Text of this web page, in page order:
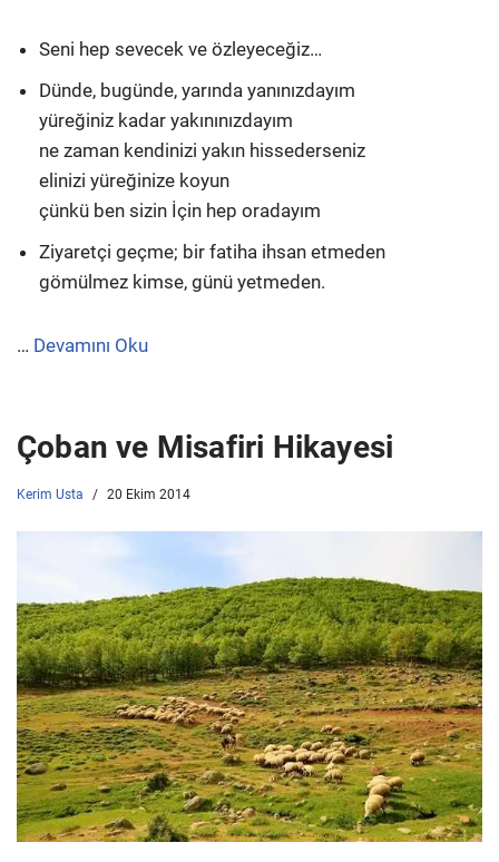
Seni hep sevecek ve özleyeceğiz…
Dünde, bugünde, yarında yanınızdayım
yüreğiniz kadar yakınınızdayım
ne zaman kendinizi yakın hissederseniz
elinizi yüreğinize koyun
çünkü ben sizin İçin hep oradayım
Ziyaretçi geçme; bir fatiha ihsan etmeden
gömülmez kimse, günü yetmeden.
… Devamını Oku
Çoban ve Misafiri Hikayesi
Kerim Usta 20 Ekim 2014